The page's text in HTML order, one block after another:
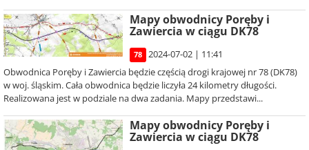
Mapy obwodnicy Poręby i
Zawiercia w ciągu DK78
78
2024-07-02 | 11:41
Obwodnica Poręby i Zawiercia będzie częścią drogi krajowej nr 78 (DK78)
w woj. śląskim. Cała obwodnica będzie liczyła 24 kilometry długości.
Realizowana jest w podziale na dwa zadania. Mapy przedstawi...
Mapy obwodnicy Poręby i
Zawiercia w ciągu DK78